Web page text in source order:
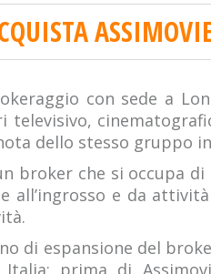
con sede a
televisivo,
dello stesso gruppo
broker che si occupa
all’ingrosso e da
di espansione del
prima di